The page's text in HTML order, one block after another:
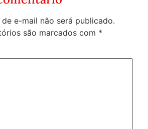
e-mail não será publicado.
são marcados com *